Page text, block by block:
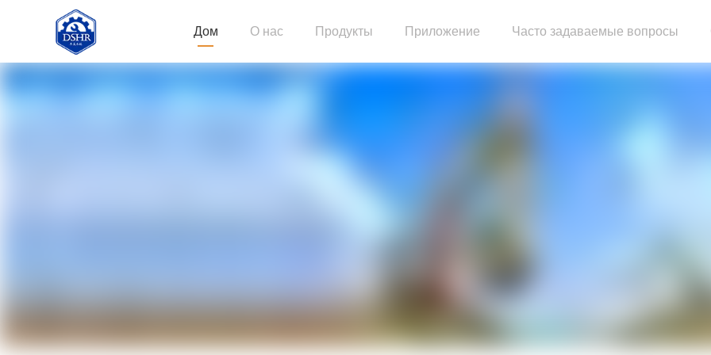
Дом О нас Продукты Приложение Часто задаваемые вопросы